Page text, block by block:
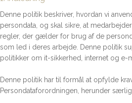
Denne politik beskriver, hvordan vi
persondata, og skal sikre, at
regler, der gælder for brug af de
som led i deres arbejde. Denne politik
politikker om it-sikkerhed, internet og e-
Denne politik har til formål at opfylde
Persondataforordningen, herunder